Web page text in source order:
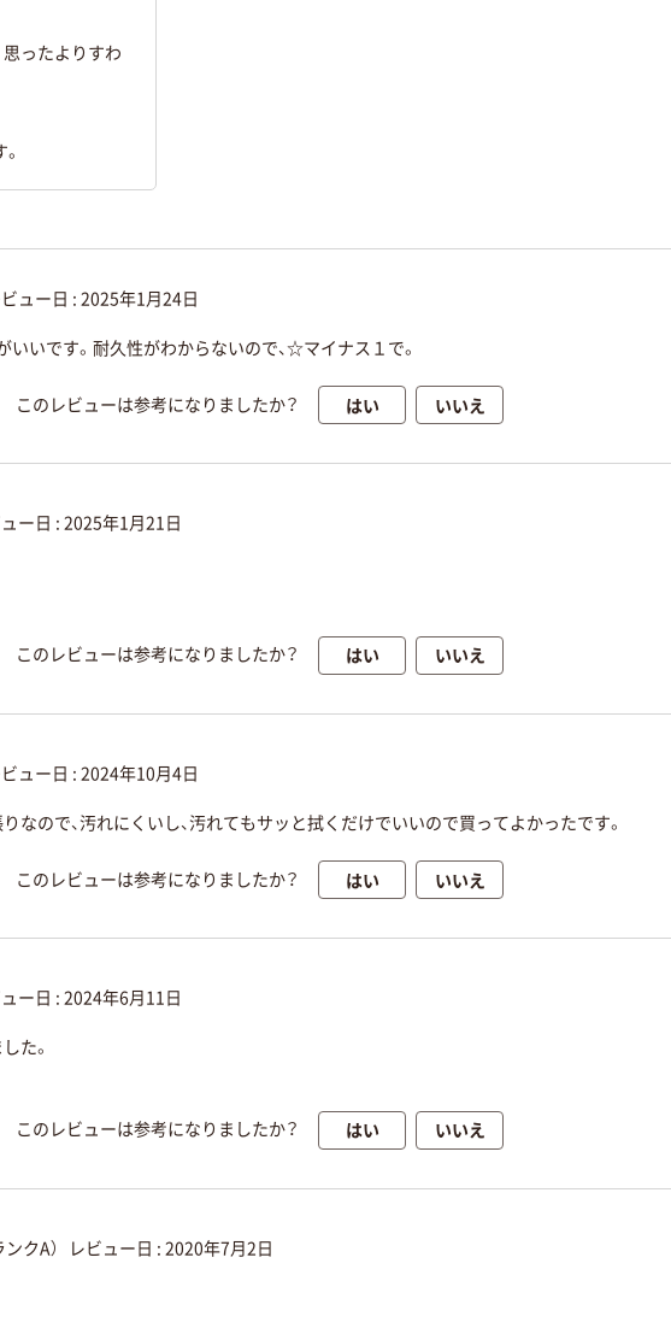
ったよりすわ
ュー日 : 2025年1月24日
いです。耐久性がわからないので、☆マイナス１で。
このレビューは参考になりましたか？ はい いいえ
ー日 :2025年1月21日
このレビューは参考になりましたか？ はい いいえ
ュー日 : 2024年10月4日
ので、汚れにくいし、汚れてもサッと拭くだけでいいので買ってよかったです。
このレビューは参考になりましたか？ はい いいえ
ー日 :2024年6月11日
た。
このレビューは参考になりましたか？ はい いいえ
クA） レビュー日 : 2020年7月2日